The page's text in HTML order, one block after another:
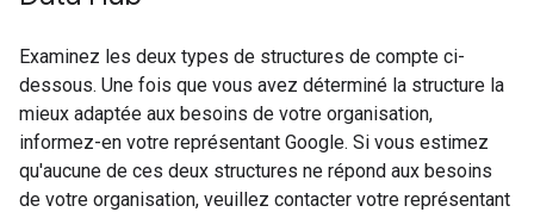
Examinez les deux types de structures de compte ci-
dessous. Une fois que vous avez déterminé la structure la
mieux adaptée aux besoins de votre organisation,
informez-en votre représentant Google. Si vous estimez
qu'aucune de ces deux structures ne répond aux besoins
de votre organisation, veuillez contacter votre représentant